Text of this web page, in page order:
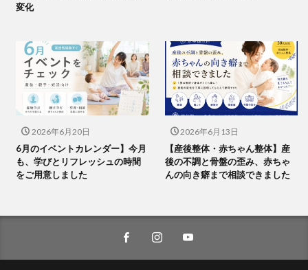
変化
2026年6月20日
6月のイベントカレンダー】今月
も、学びとリフレッシュの時間
をご用意しました
2026年6月13日
【産後整体・赤ちゃん整体】産
後の不調と骨盤の歪み、赤ちゃ
んの向き癖まで相談できました